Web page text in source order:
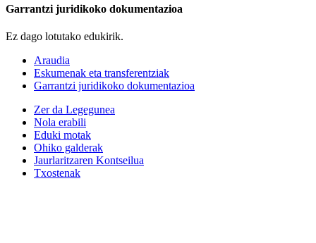
Garrantzi juridikoko dokumentazioa
Ez dago lotutako edukirik.
Araudia
Eskumenak eta transferentziak
Garrantzi juridikoko dokumentazioa
Zer da Legegunea
Nola erabili
Eduki motak
Ohiko galderak
Jaurlaritzaren Kontseilua
Txostenak